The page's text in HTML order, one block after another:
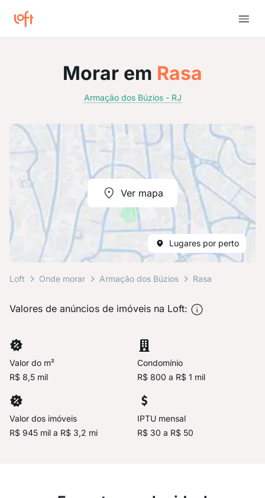
Morar em Rasa
Armação dos Búzios - RJ
Ver mapa
Lugares por perto
Loft Onde morar Armação dos Búzios Rasa
Valores de anúncios de imóveis na Loft:
Valor do m²
R$ 8,5 mil
Condomínio
R$ 800 a R$ 1 mil
Valor dos imóveis
R$ 945 mil a R$ 3,2 mi
IPTU mensal
R$ 30 a R$ 50